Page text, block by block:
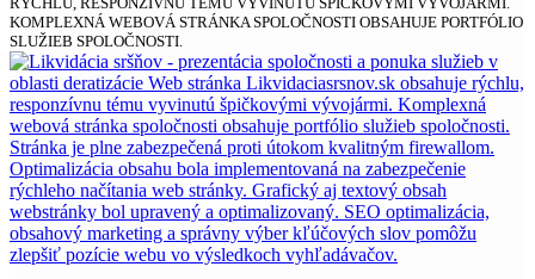
KOMPLEXNÁ WEBOVÁ STRÁNKA SPOLOČNOSTI OBSAHUJE PORTFÓLIO
SLUŽIEB SPOLOČNOSTI.